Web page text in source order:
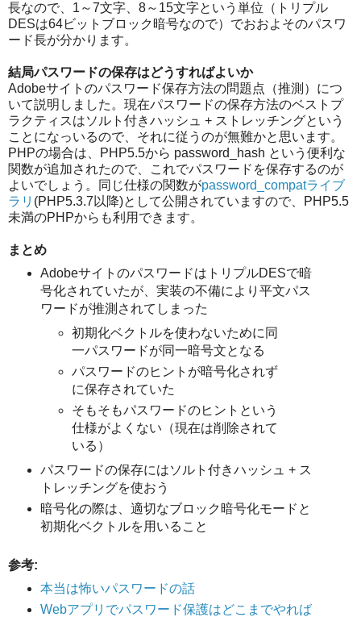
長なので、1～7文字、8～15文字という単位（トリプル
DESは64ビットブロック暗号なので）でおおよそのパスワ
ード長が分かります。
結局パスワードの保存はどうすればよいか
Adobeサイトのパスワード保存方法の問題点（推測）につ
いて説明しました。現在パスワードの保存方法のベストプ
ラクティスはソルト付きハッシュ + ストレッチングという
ことになっいるので、それに従うのが無難かと思います。
PHPの場合は、PHP5.5から password_hash という便利な
関数が追加されたので、これでパスワードを保存するのが
よいでしょう。同じ仕様の関数がpassword_compatライブ
ラリ (PHP5.3.7以降)として公開されていますので、PHP5.5
未満のPHPからも利用できます。
まとめ
AdobeサイトのパスワードはトリプルDESで暗
号化されていたが、実装の不備により平文パス
ワードが推測されてしまった
初期化ベクトルを使わないために同
一パスワードが同一暗号文となる
パスワードのヒントが暗号化されず
に保存されていた
そもそもパスワードのヒントという
仕様がよくない（現在は削除されて
いる）
パスワードの保存にはソルト付きハッシュ + ス
トレッチングを使おう
暗号化の際は、適切なブロック暗号化モードと
初期化ベクトルを用いること
参考:
本当は怖いパスワードの話
Webアプリでパスワード保護はどこまでやれば